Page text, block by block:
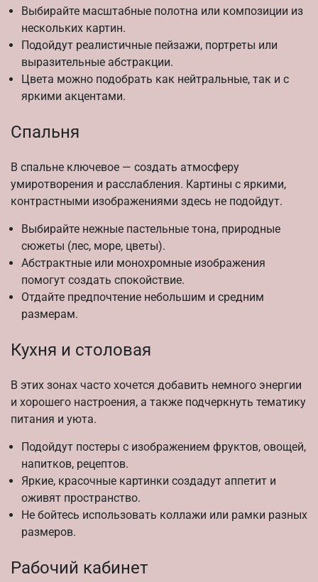
Выбирайте масштабные полотна или композиции из
нескольких картин.
Подойдут реалистичные пейзажи, портреты или
выразительные абстракции.
Цвета можно подобрать как нейтральные, так и с
яркими акцентами.
Спальня
В спальне ключевое — создать атмосферу
умиротворения и расслабления. Картины с яркими,
контрастными изображениями здесь не подойдут.
Выбирайте нежные пастельные тона, природные
сюжеты (лес, море, цветы).
Абстрактные или монохромные изображения
помогут создать спокойствие.
Отдайте предпочтение небольшим и средним
размерам.
Кухня и столовая
В этих зонах часто хочется добавить немного энергии
и хорошего настроения, а также подчеркнуть тематику
питания и уюта.
Подойдут постеры с изображением фруктов, овощей,
напитков, рецептов.
Яркие, красочные картинки создадут аппетит и
оживят пространство.
Не бойтесь использовать коллажи или рамки разных
размеров.
Рабочий кабинет